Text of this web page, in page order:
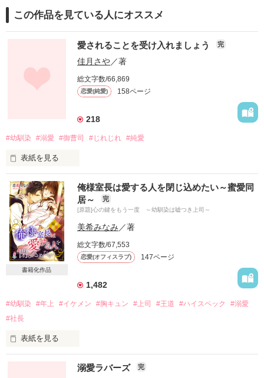
この作品を見ている人にオススメ
愛されることを受け入れましょう 完
佳月さや／著
総文字数/66,869
恋愛(純愛) 158ページ
218
#幼馴染 #溺愛 #御曹司 #じれじれ #純愛
表紙を見る
王子様な幼馴染は過保護なまでに私をかまう
「柚珠奈の面倒みるのなんて俺のライフワークでしょ」
でもお私はお姫様じゃないから‥‥‥
１０年越し、恋愛拒否症な私と溺愛策士系王子様の甘やかな攻
脇役な私でも、その手を取っていいですか？
書籍化作品
俺様室長は愛する人を閉じ込めたい～蜜愛同
居～
完
[原題]心の鍵をもう一度 ～幼馴染は嘘つき上司～
美希みなみ ／著
総文字数/67,553
恋愛(オフィスラブ) 147ページ
1,482
#幼馴染 #年上 #イケメン #胸キュン #上司 #王道 #ハイスペック
#溺愛
#社長
表紙を見る
「…初めまして。片桐　塔子です。」
何とか言葉を振り絞った。
溺愛ラバーズ 完